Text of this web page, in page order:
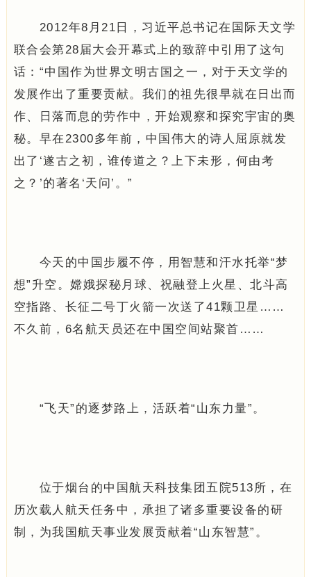
2012年8月21日，习近平总书记在国际天文学
联合会第28届大会开幕式上的致辞中引用了这句
话：“中国作为世界文明古国之一，对于天文学的
发展作出了重要贡献。我们的祖先很早就在日出而
作、日落而息的劳作中，开始观察和探究宇宙的奥
秘。早在2300多年前，中国伟大的诗人屈原就发
出了‘遂古之初，谁传道之？上下未形，何由考
之？’的著名‘天问’。”
今天的中国步履不停，用智慧和汗水托举“梦
想”升空。嫦娥探秘月球、祝融登上火星、北斗高
空指路、长征二号丁火箭一次送了41颗卫星……
不久前，6名航天员还在中国空间站聚首……
“飞天”的逐梦路上，活跃着“山东力量”。
位于烟台的中国航天科技集团五院513所，在
历次载人航天任务中，承担了诸多重要设备的研
制，为我国航天事业发展贡献着“山东智慧”。